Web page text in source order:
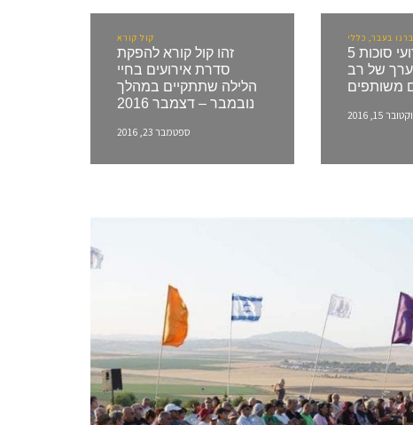
בעבר, כללי
5 הצעות לאירועי סוכות
ערך של רב
משותפים
15, 2016
קול קורא
זהו קול קורא להפקת
סדרת אירועים בחיי
הלילה שתתקיים במהלך
נובמבר – דצמבר 2016
ספטמבר 23, 2016